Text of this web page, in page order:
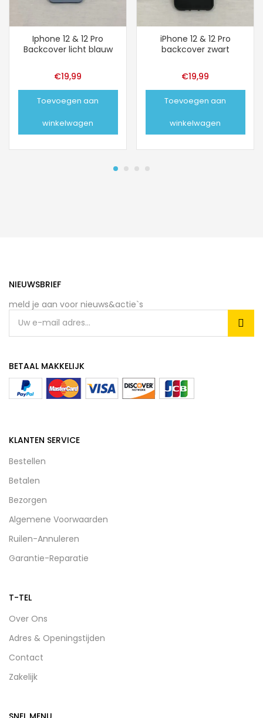
Iphone 12 & 12 Pro
Backcover licht blauw
€19,99
Toevoegen aan
winkelwagen
iPhone 12 & 12 Pro
backcover zwart
€19,99
Toevoegen aan
winkelwagen
NIEUWSBRIEF
meld je aan voor nieuws&actie`s
BETAAL MAKKELIJK
KLANTEN SERVICE
Bestellen
Betalen
Bezorgen
Algemene Voorwaarden
Ruilen-Annuleren
Garantie-Reparatie
T-TEL
Over Ons
Adres & Openingstijden
Contact
Zakelijk